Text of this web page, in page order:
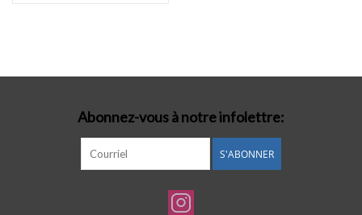
Abonnez-vous à notre infolettre:
S'ABONNER